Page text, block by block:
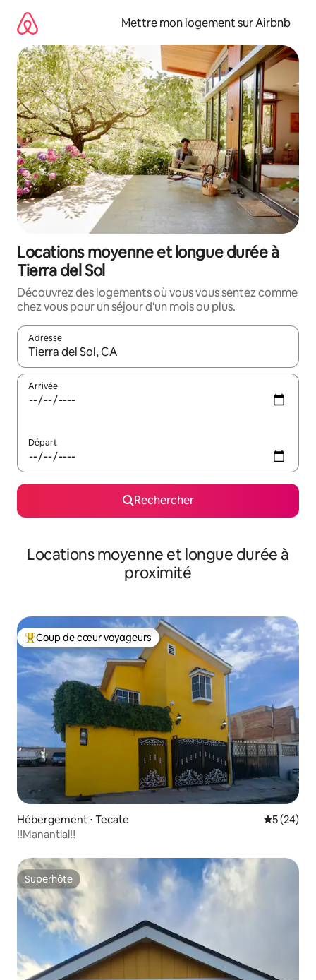
directement
contenu
Mettre mon logement sur Airbnb
Locations moyenne et longue durée à
Tierra del Sol
Découvrez des logements où vous vous sentez comme
chez vous pour un séjour d'un mois ou plus.
Adresse
Lorsque les résultats s'affichent, utilisez les flèches vers le
Arrivée
Départ
Rechercher
Locations moyenne et longue durée à
proximité
Coups de cœur voyageurs les plus appréciés
Coup de cœur voyageurs
Hébergement ⋅ Tecate
5 (24)
‼️Manantial‼️
Superhôte
Superhôte